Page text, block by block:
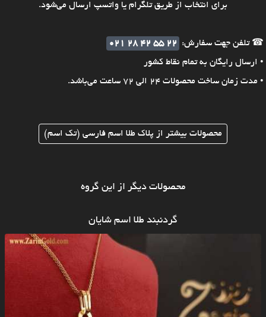
برای انتخاب از طریق تلگرام یا واتسپ ارسال می‌شود.
☎ تلفن جهت سفارش:
021 28 42 55 22
• ارسال رایگان به تمام نقاط کشور
• مدت زمان ساخت محصولات 24 الی 72 ساعت می‌باشد.
محصولات بیشتر از پلاک طلا اسم فارسی (تک اسم)
محصولات دیگر از این گروه
گردنبند طلا اسم شایان